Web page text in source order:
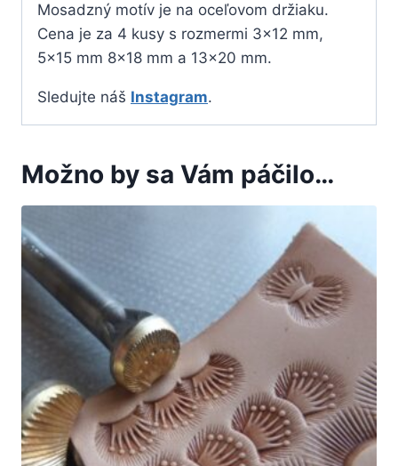
Mosadzný motív je na oceľovom držiaku.
Cena je za 4 kusy s rozmermi 3×12 mm,
5×15 mm 8×18 mm a 13×20 mm.
Sledujte náš Instagram.
Možno by sa Vám páčilo…